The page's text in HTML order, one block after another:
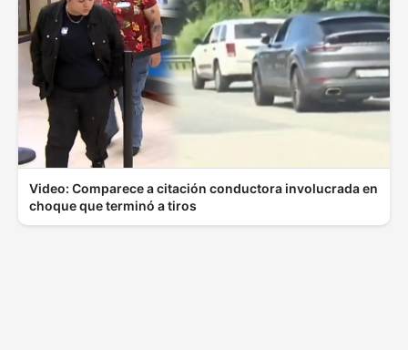
Video: Comparece a citación conductora involucrada en
choque que terminó a tiros